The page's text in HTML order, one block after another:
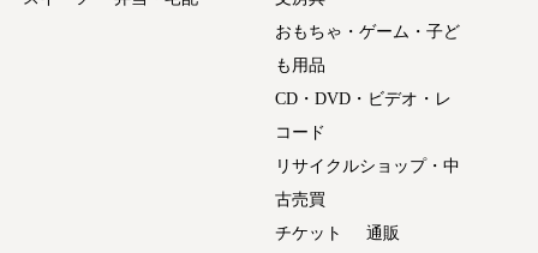
おもちゃ・ゲーム・子ど
も用品
CD・DVD・ビデオ・レ
コード
リサイクルショップ・中
古売買
チケット
通販